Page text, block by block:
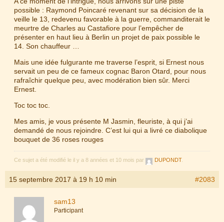
possible : Raymond Poincaré revenant sur sa décision de la
veille le 13, redevenu favorable à la guerre, commanditerait le
meurtre de Charles au Castafiore pour l’empêcher de
présenter en haut lieu à Berlin un projet de paix possible le
14. Son chauffeur …
Mais une idée fulgurante me traverse l’esprit, si Ernest nous
servait un peu de ce fameux cognac Baron Otard, pour nous
rafraîchir quelque peu, avec modération bien sûr. Merci
Ernest.
Toc toc toc.
Mes amis, je vous présente M Jasmin, fleuriste, à qui j’ai
demandé de nous rejoindre. C’est lui qui a livré ce diabolique
bouquet de 36 roses rouges
Ce sujet a été modifié le il y a 8 années et 10 mois par DUPONDT.
15 septembre 2017 à 19 h 10 min #2083
sam13
Participant